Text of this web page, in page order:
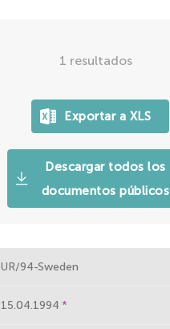
1 resultados
Descargar todos los
documentos públicos
UR/94-Sweden
15.04.1994